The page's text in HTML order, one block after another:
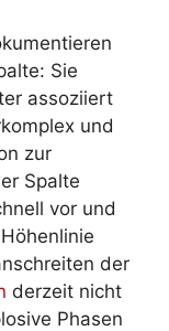
Sie
assoziiert
und
zur
Spalte
vor und
der
derzeit nicht
Phasen